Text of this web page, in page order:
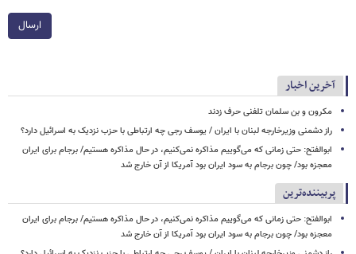
ارسال
آخرین اخبار
مکرون و بن سلمان تلفنی حرف زدند
راز دشمنی وزیرخارجه لبنان با ایران / یوسف رجی چه ارتباطی با حزب نزدیک به اسرائیل دارد؟
ابوالفتح: حتی زمانی که می‌گوییم مذاکره نمی‌کنیم، در حال مذاکره هستیم/ برجام برای ایران
معجزه بود/ چون برجام به سود ایران بود آمریکا از آن خارج شد
پربیننده‌ترین
ابوالفتح: حتی زمانی که می‌گوییم مذاکره نمی‌کنیم، در حال مذاکره هستیم/ برجام برای ایران
معجزه بود/ چون برجام به سود ایران بود آمریکا از آن خارج شد